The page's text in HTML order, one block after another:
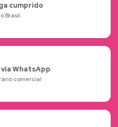
cumprido
Brasil
WhatsApp
comercial